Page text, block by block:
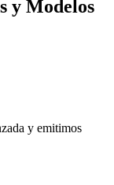
y Modelos
y emitimos